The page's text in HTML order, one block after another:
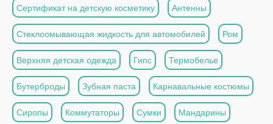
Сертификат на детскую косметику Антенны
Стеклоомывающая жидкость для автомобилей Ром
Верхняя детская одежда Гипс Термобелье
Бутерброды Зубная паста Карнавальные костюмы
Сиропы Коммутаторы Сумки Мандарины